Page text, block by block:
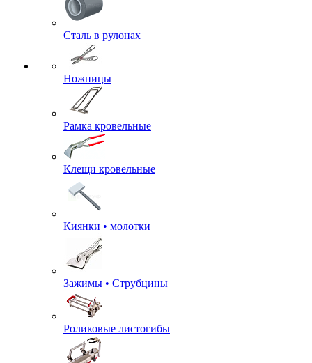
Сталь в рулонах
Ножницы
Рамка кровельные
Клещи кровельные
Киянки • молотки
Зажимы • Струбцины
Роликовые листогибы